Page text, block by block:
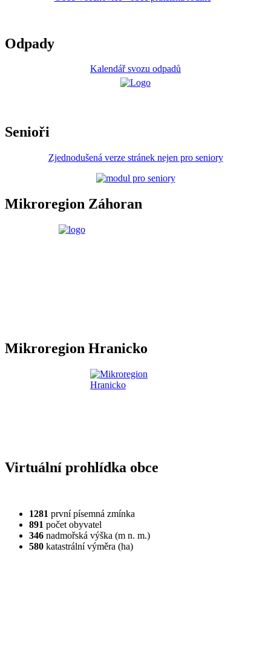
Odpady
Kalendář svozu odpadů
Senioři
Zjednodušená verze stránek nejen pro seniory
Mikroregion Záhoran
Mikroregion Hranicko
Virtuální prohlídka obce
1281 první písemná zmínka
891 počet obyvatel
346 nadmořská výška (m n. m.)
580 katastrální výměra (ha)